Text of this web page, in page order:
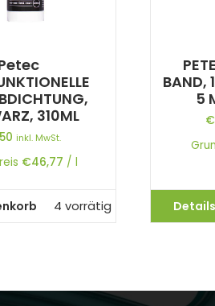
310ML
inkl. MwSt.
€46,77 / l
4 vorrätig
BAND,
5
€
Details